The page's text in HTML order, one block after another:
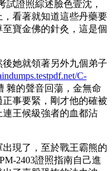
試證照綜述臉色壹沈，
看著就知道這些丹藥要
寶金佛的針灸，這是個
她就領著另外九個弟子
C-
雜的聲音回蕩，金無命
事要緊，剛才他的確被
王候級強者的血都沾
現了，至於戰王霸熊的
2403證照指南自己進